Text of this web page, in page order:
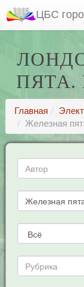
ЦБС
ПЯТА.
Главная
Железная